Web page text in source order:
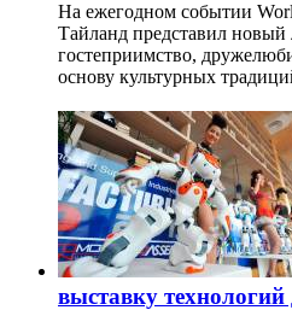
На ежегодном событии
Тайланд представил
гостеприимство,
основу культурных
выставку